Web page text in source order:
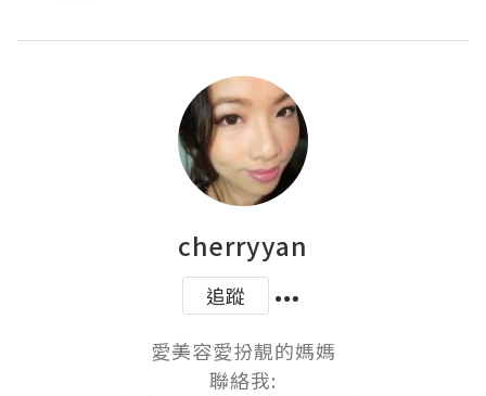
cherryyan
追蹤
愛美容愛扮靚的媽媽
聯絡我: